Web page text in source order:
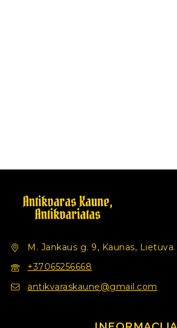
M. Jankaus g. 9, Kaunas, Lietuva.
+37065256668
antikvaraskaune@gmail.com